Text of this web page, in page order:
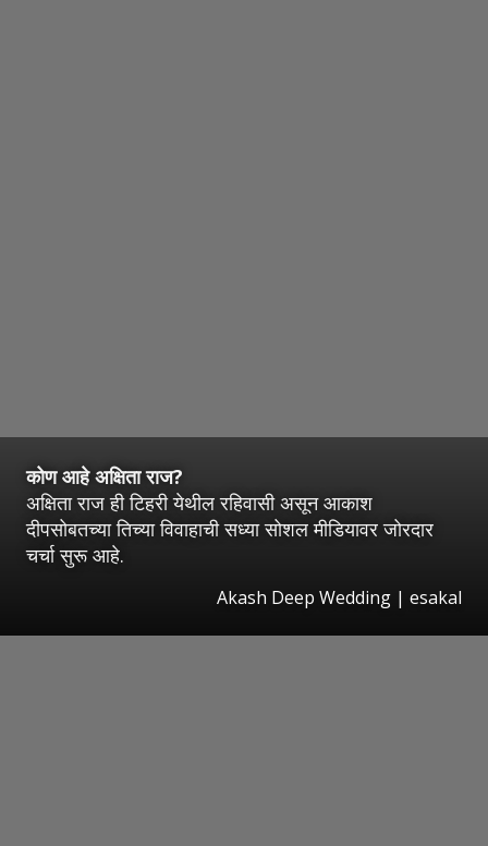
कोण आहे अक्षिता राज?
अक्षिता राज ही टिहरी येथील रहिवासी असून आकाश
दीपसोबतच्या तिच्या विवाहाची सध्या सोशल मीडियावर जोरदार
चर्चा सुरू आहे.
Akash Deep Wedding | esakal